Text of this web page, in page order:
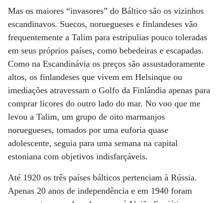
Mas os maiores “invasores” do Báltico são os vizinhos
escandinavos. Suecos, noruegueses e finlandeses vão
frequentemente a Talim para estripulias pouco toleradas
em seus próprios países, como bebedeiras e escapadas.
Como na Escandinávia os preços são assustadoramente
altos, os finlandeses que vivem em Helsinque ou
imediações atravessam o Golfo da Finlândia apenas para
comprar licores do outro lado do mar. No voo que me
levou a Talim, um grupo de oito marmanjos
noruegueses, tomados por uma euforia quase
adolescente, seguia para uma semana na capital
estoniana com objetivos indisfarçáveis.
Até 1920 os três países bálticos pertenciam à Rússia.
Apenas 20 anos de independência e em 1940 foram